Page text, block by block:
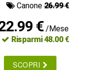
Canone26.99 €
€ /Mese
Risparmi 48.00 €
SCOPRI